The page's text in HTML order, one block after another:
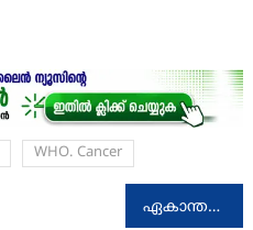
WHO. Cancer
ഏകാന്തതയും അര്‍ത്ഥമില്ലാത്ത ജീവിതവും